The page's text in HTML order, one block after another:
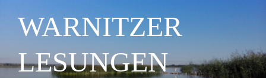
Inhalt
springenWARNITZER
LESUNGEN